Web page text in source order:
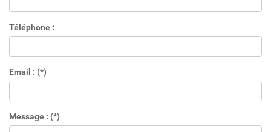
Téléphone :
Email : (*)
Message : (*)